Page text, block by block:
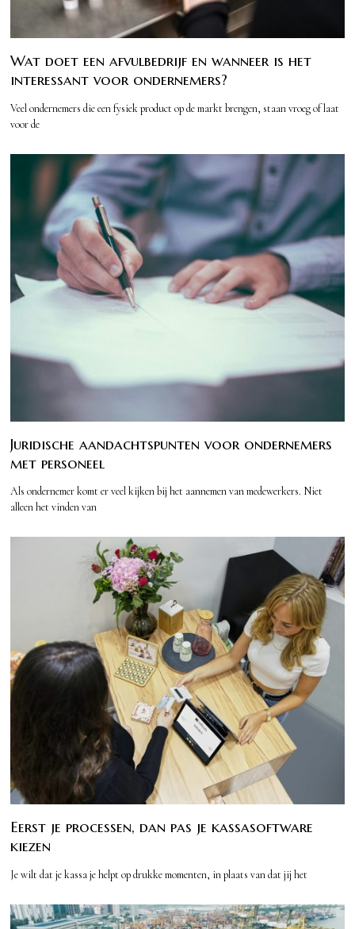
Wat doet een afvulbedrijf en wanneer is het
interessant voor ondernemers?
Veel ondernemers die een fysiek product op de markt brengen, staan vroeg of laat
voor de
Juridische aandachtspunten voor ondernemers
met personeel
Als ondernemer komt er veel kijken bij het aannemen van medewerkers. Niet
alleen het vinden van
Eerst je processen, dan pas je kassasoftware
kiezen
Je wilt dat je kassa je helpt op drukke momenten, in plaats van dat jij het